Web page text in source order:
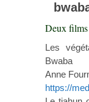
Deux films
Les
Bwaba
Anne
https://